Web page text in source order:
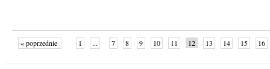
« poprzednie 1 ... 7 8 9 10 11 12 13 14 15 16